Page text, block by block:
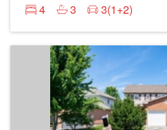
4
3 3(1+2)